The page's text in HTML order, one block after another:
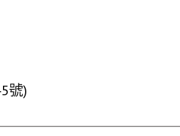
號)